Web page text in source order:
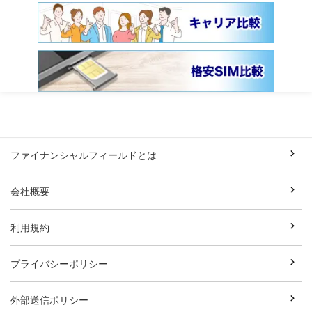
ファイナンシャルフィールドとは
会社概要
利用規約
プライバシーポリシー
外部送信ポリシー